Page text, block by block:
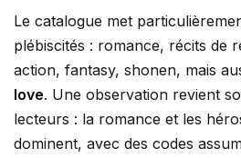
Le catalogue met
plébiscités : romance, récits de
action, fantasy, shonen, mais
love. Une observation revient
lecteurs : la romance et les
dominent, avec des codes